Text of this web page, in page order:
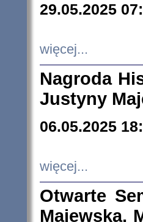
29.05.2025
więcej...
Nagroda
Justyny
06.05.2025
więcej...
Otwarte
Majewska,